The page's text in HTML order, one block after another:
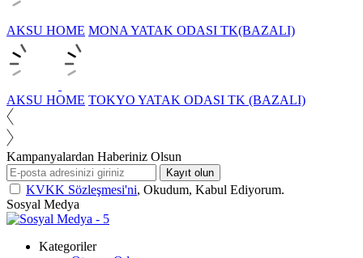
AKSU HOME MONA YATAK ODASI TK(BAZALI)
AKSU HOME TOKYO YATAK ODASI TK (BAZALI)
Kampanyalardan Haberiniz Olsun
Kayıt olun
KVKK Sözleşmesi'ni, Okudum, Kabul Ediyorum.
Sosyal Medya
Kategoriler